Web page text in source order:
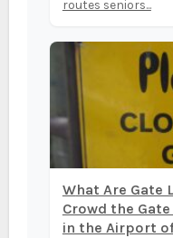
routes seniors...
What Are Gate Lice? Why Those Who
Crowd the
in the Airport